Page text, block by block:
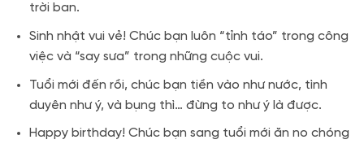
trời ban.
Sinh nhật vui vẻ! Chúc bạn luôn “tỉnh táo” trong công
việc và “say sưa” trong những cuộc vui.
Tuổi mới đến rồi, chúc bạn tiền vào như nước, tình
duyên như ý, và bụng thì… đừng to như ý là được.
Happy birthday! Chúc bạn sang tuổi mới ăn no chóng